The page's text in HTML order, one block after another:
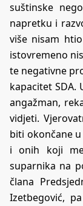
suštinske
napretku i
više nisam
istovremeno
te negativne
kapacitet SDA.
angažman,
vidjeti.
biti okončane
i onih koji
suparnika na
člana
Izetbegović,